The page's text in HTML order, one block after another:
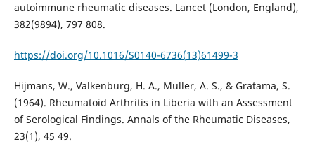
autoimmune rheumatic diseases. Lancet (London, England),
382(9894), 797 808.
https://doi.org/10.1016/S0140-6736(13)61499-3
Hijmans, W., Valkenburg, H. A., Muller, A. S., & Gratama, S.
(1964). Rheumatoid Arthritis in Liberia with an Assessment
of Serological Findings. Annals of the Rheumatic Diseases,
23(1), 45 49.